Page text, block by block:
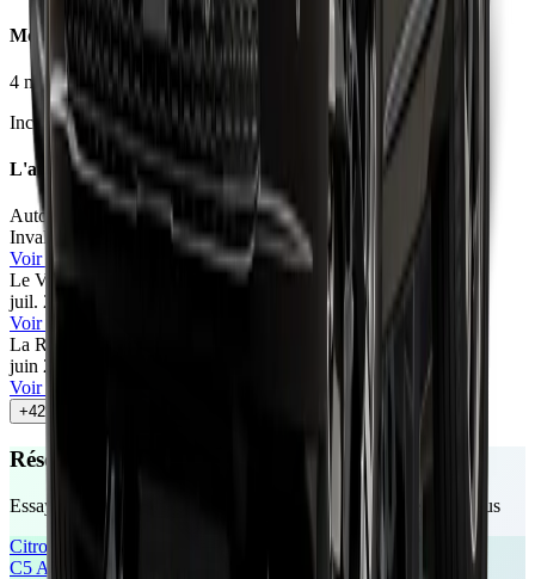
Moteurs et Finitions
4 motorisation • finition
Inclure Malus 2026
L'avis des experts
Automobile Magazine
Invalid Date
François Lemaur
Voir l'article
Le Vendeur Automobiles
/100
juil. 2026
Voir l'article
La Revue Automobile
juin 2026
Voir l'article
+42
Réservez votre essai gratuit
Essayez ces véhicules chez un concessionnaire près de chez vous
Citroën
C5 Aircross